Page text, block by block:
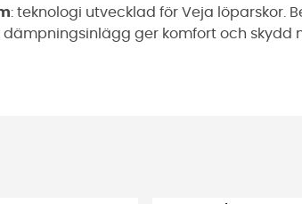
: teknologi utvecklad för Veja löparskor.
ger komfort och skydd